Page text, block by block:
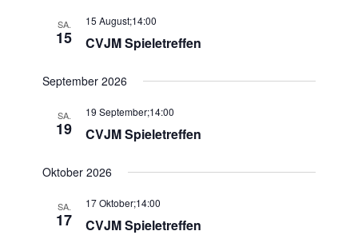
SA.
15
15 August;14:00
CVJM Spieletreffen
September 2026
SA.
19
19 September;14:00
CVJM Spieletreffen
Oktober 2026
SA.
17
17 Oktober;14:00
CVJM Spieletreffen